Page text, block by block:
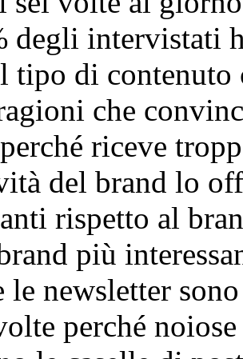
degli intervistati
tipo di contenuto
che
riceve
del brand lo
rispetto al
più
le newsletter
perché